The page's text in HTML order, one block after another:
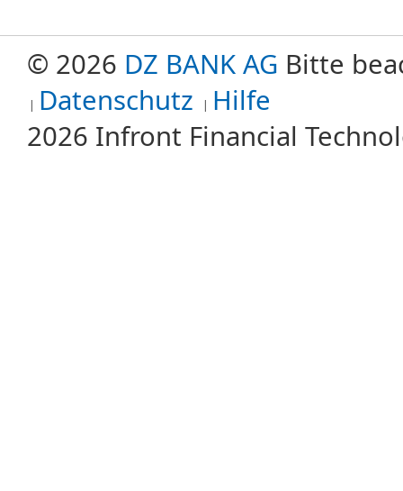
© 2026 DZ BANK AG Bitte
Datenschutz Hilfe
2026 Infront Financial